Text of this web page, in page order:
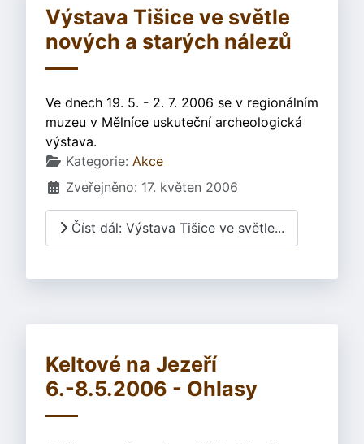
Výstava Tišice ve světle
nových a starých nálezů
Ve dnech 19. 5. - 2. 7. 2006 se v regionálním
muzeu v Mělníce uskuteční archeologická
výstava.
Základní údaje
Kategorie: Akce
Zveřejněno: 17. květen 2006
Číst dál: Výstava Tišice ve světle...
Keltové na Jezeří
6.-8.5.2006 - Ohlasy